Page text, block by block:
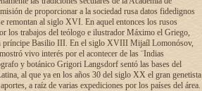
de proporcionar a la sociedad rusa datos fidedignos
remontan al siglo XVI. En aquel entonces los rusos
los trabajos del teólogo e ilustrador Máximo el Griego,
príncipe Basilio III. En el siglo XVIII Mijaíl Lomonósov,
vivo interés por el acontecer de las ¨Indias
y botánico Grigori Langsdorf sentó las bases del
al que ya en los años 30 del siglo XX el gran genetista
a raíz de varias expediciones por los países del área.